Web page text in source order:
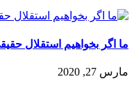
️ما اگر بخواهیم استقلال
مارس 27, 2020